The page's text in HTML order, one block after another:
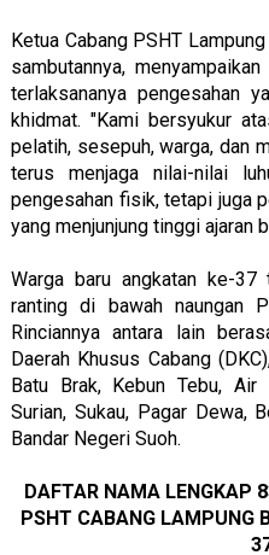
Ketua Cabang PSHT
sambutannya,
terlaksananya pengesahan
khidmat. "Kami bersyukur
pelatih, sesepuh, warga, dan
terus menjaga nilai-nilai
pengesahan fisik, tetapi juga
yang menjunjung tinggi ajaran
Warga baru angkatan ke-
ranting di bawah naungan
Rinciannya antara lain
Daerah Khusus Cabang
Batu Brak, Kebun Tebu, Air
Surian, Sukau, Pagar Dewa,
Bandar Negeri Suoh.
DAFTAR NAMA LENGKAP
PSHT CABANG LAMPUNG